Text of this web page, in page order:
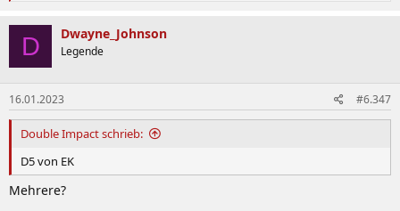
k
t
i
o
n
e
n
:
D Dwayne_Johnson
Legende
16.01.2023 #6.347
Double Impact schrieb:
D5 von EK
Mehrere?